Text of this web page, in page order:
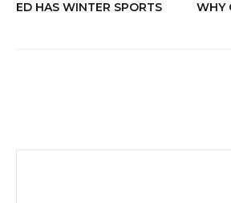
ED HAS WINTER SPORTS
WHY